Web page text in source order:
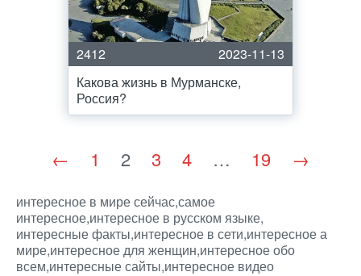
интересное в мире сейчас,самое
интересное,интересное в русском языке,
интересные факты,интересное в сети,интересное а
мире,интересное для женщин,интересное обо
всем,интересные сайты,интересное видео
2412
2023-11-13
Какова жизнь в Мурманске,
Россия?
← 1 2 3 4 … 19 →